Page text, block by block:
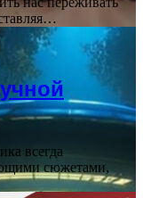
всегда
сюжетами,